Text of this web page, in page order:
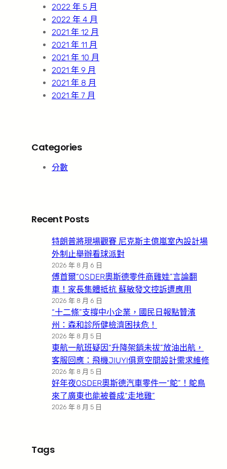
2022 年 5 月
2022 年 4 月
2021 年 12 月
2021 年 11 月
2021 年 10 月
2021 年 9 月
2021 年 8 月
2021 年 7 月
Categories
分數
Recent Posts
特朗普將現場觀賽 尼克斯主億嵐室內設計場
外制止舉辦看球派對
2026 年 8 月 6 日
傅首爾“OSDER奧斯德零件商雞娃”言論翻
車！家長集體抵抗 蘇敏發文控訴遭應用
2026 年 8 月 6 日
“十二條”支撐中小企業，國民日報點贊濱
州：森和診所健檢濟困扶危！
2026 年 8 月 5 日
東航一航班疑因“升降架銷未拔”放油出航，
客服回應：飛機JIUYI俱意空間設計需求維修
2026 年 8 月 5 日
好年夜OSDER奧斯德汽車零件一“鴕”！鴕鳥
來了廣東也能被養成“走地雞”
2026 年 8 月 5 日
Tags